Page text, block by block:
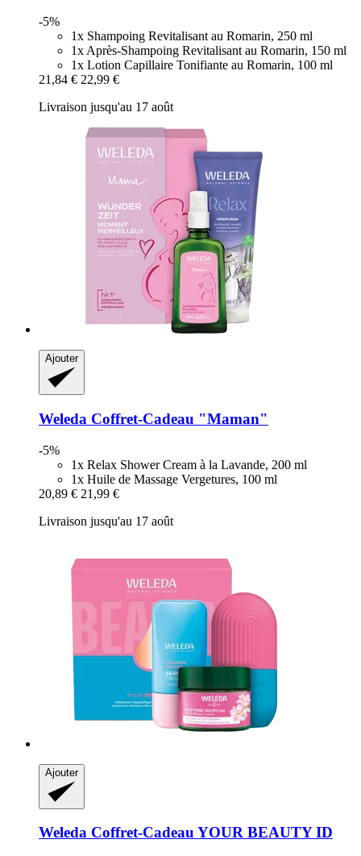
-5%
1x Shampoing Revitalisant au Romarin, 250 ml
1x Après-Shampoing Revitalisant au Romarin, 150 ml
1x Lotion Capillaire Tonifiante au Romarin, 100 ml
21,84 € 22,99 €
Livraison jusqu'au 17 août
Ajouter
Weleda Coffret-​Cadeau "Maman"
-5%
1x Relax Shower Cream à la Lavande, 200 ml
1x Huile de Massage Vergetures, 100 ml
20,89 € 21,99 €
Livraison jusqu'au 17 août
Ajouter
Weleda Coffret-​Cadeau YOUR BEAUTY ID